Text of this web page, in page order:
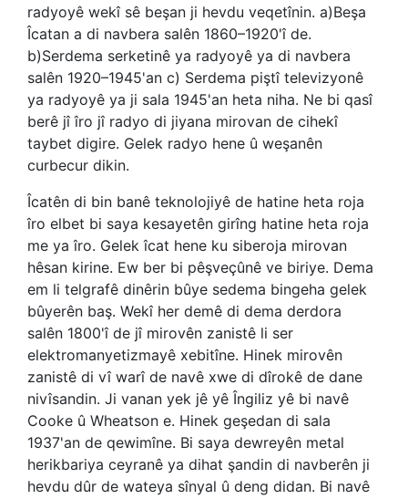
radyoyê wekî sê beşan ji hevdu veqetînin. a)Beşa
Îcatan a di navbera salên 1860–1920'î de.
b)Serdema serketinê ya radyoyê ya di navbera
salên 1920–1945'an c) Serdema piştî televizyonê
ya radyoyê ya ji sala 1945'an heta niha. Ne bi qasî
berê jî îro jî radyo di jiyana mirovan de cihekî
taybet digire. Gelek radyo hene û weşanên
curbecur dikin.
Îcatên di bin banê teknolojiyê de hatine heta roja
îro elbet bi saya kesayetên girîng hatine heta roja
me ya îro. Gelek îcat hene ku siberoja mirovan
hêsan kirine. Ew ber bi pêşveçûnê ve biriye. Dema
em li telgrafê dinêrin bûye sedema bingeha gelek
bûyerên baş. Wekî her demê di dema derdora
salên 1800'î de jî mirovên zanistê li ser
elektromanyetizmayê xebitîne. Hinek mirovên
zanistê di vî warî de navê xwe di dîrokê de dane
nivîsandin. Ji vanan yek jê yê Îngiliz yê bi navê
Cooke û Wheatson e. Hinek geşedan di sala
1937'an de qewimîne. Bi saya dewreyên metal
herikbariya ceyranê ya dihat şandin di navberên ji
hevdu dûr de wateya sînyal û deng didan. Bi navê